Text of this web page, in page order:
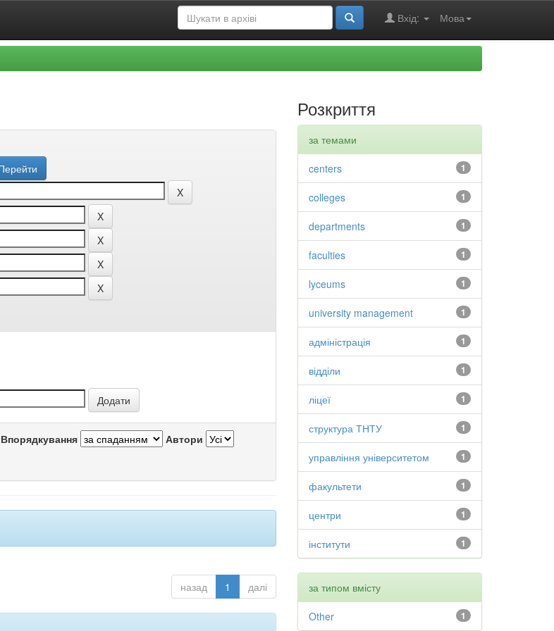
Мова
Вхід:
Впорядкування Автори
назад 1 далі
Розкриття
за темами
1
centers
1
colleges
1
departments
1
faculties
1
lyceums
1
university management
1
адміністрація
1
відділи
1
ліцеї
1
структура ТНТУ
1
управління університетом
1
факультети
1
центри
1
інститути
за типом вмісту
1
Other